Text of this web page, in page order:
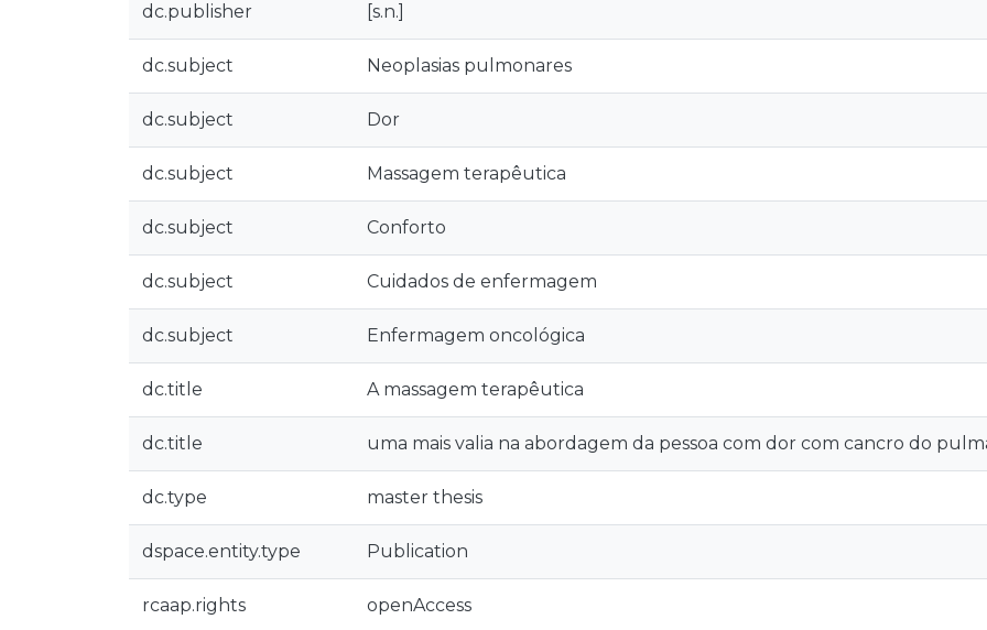
dc.publisher [s.n.]
dc.subject Neoplasias pulmonares
dc.subject Dor
dc.subject Massagem terapêutica
dc.subject Conforto
dc.subject Cuidados de enfermagem
dc.subject Enfermagem oncológica
dc.title A massagem terapêutica
dc.title uma mais valia na abordagem da pessoa com dor com cancro do
dc.type master thesis
dspace.entity.type Publication
rcaap.rights openAccess